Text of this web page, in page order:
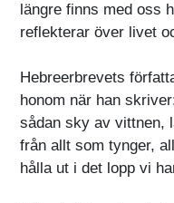
längre finns med oss
reflekterar över livet
Hebreerbrevets
honom när han
sådan sky av vittnen,
från allt som tynger,
hålla ut i det lopp vi